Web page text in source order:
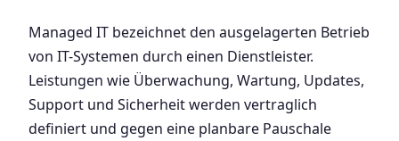
Managed IT bezeichnet den ausgelagerten Betrieb
von IT-Systemen durch einen Dienstleister.
Leistungen wie Überwachung, Wartung, Updates,
Support und Sicherheit werden vertraglich
definiert und gegen eine planbare Pauschale